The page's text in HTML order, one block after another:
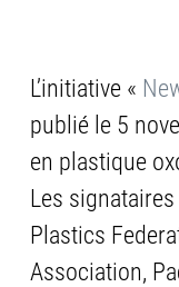
L’initiative «
publié le 5
en plastique
Les
Plastics
Association,